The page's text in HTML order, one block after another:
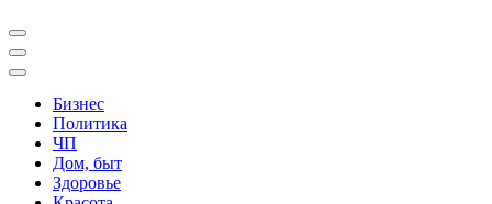
Бизнес
Политика
ЧП
Дом, быт
Здоровье